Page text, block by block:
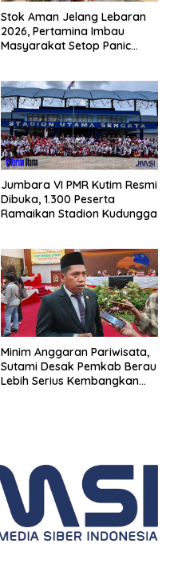
Stok Aman Jelang Lebaran
2026, Pertamina Imbau
Masyarakat Setop Panic
Jumbara VI PMR Kutim Resmi
Dibuka, 1.300 Peserta
Ramaikan Stadion Kudungga
Minim Anggaran Pariwisata,
Sutami Desak Pemkab Berau
Lebih Serius Kembangkan